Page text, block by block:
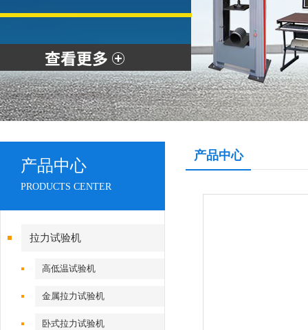
产品中心
PRODUCTS CENTER
拉力试验机
高低温试验机
金属拉力试验机
卧式拉力试验机
产品中心